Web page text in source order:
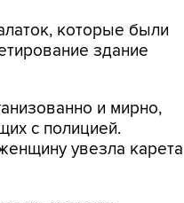
которые были
здание
и мирно,
с полицией.
увезла карета